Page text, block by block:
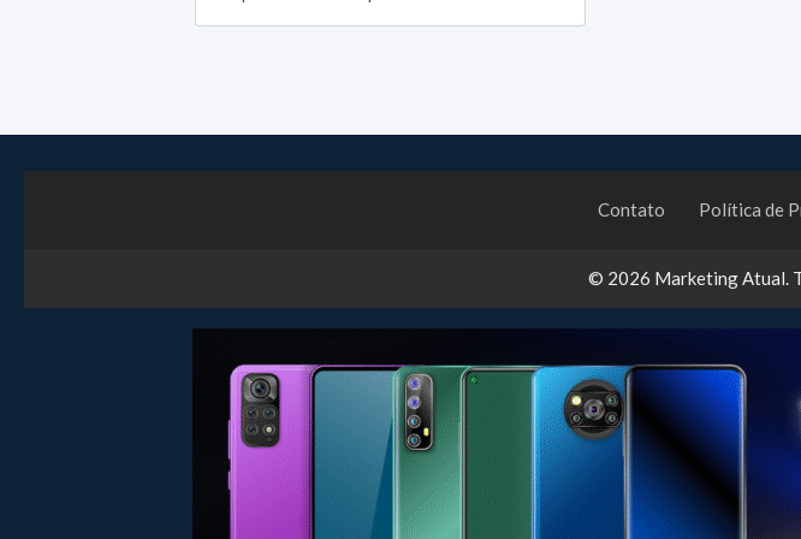
Contato Política de
© 2026 Marketing Atual.